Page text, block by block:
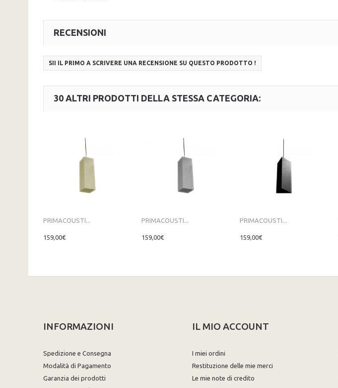
RECENSIONI
SII IL PRIMO A SCRIVERE UNA RECENSIONE SU QUESTO PRODOTTO !
30 ALTRI PRODOTTI DELLA STESSA CATEGORIA:
PRIMACOUSTI...
159,00€
PRIMACOUSTI...
159,00€
PRIMACOUSTI...
159,00€
INFORMAZIONI
Spedizione e Consegna
Modalità di Pagamento
Garanzia dei prodotti
IL MIO ACCOUNT
I miei ordini
Restituzione delle mie merci
Le mie note di credito